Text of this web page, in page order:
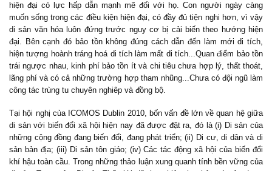
hiện đại có lực hấp dẫn mạnh mẽ đối với họ. Con người ngày càng
muốn sống trong các điều kiện hiện đại, có đầy đủ tiện nghi hơn, vì vậy
di sản văn hóa luôn đứng trước nguy cơ bị cải biến theo hướng hiện
đại. Bên cạnh đó bảo tồn không đúng cách dẫn đến làm mới di tích,
hiện tượng hoành tráng hoá di tích làm mất di tích...Quan điểm bảo tồn
trái ngược nhau, kinh phí bảo tồn ít và chi tiêu chưa hợp lý, thất thoát,
lãng phí và có cả những trường hợp tham nhũng...Chưa có đội ngũ làm
công tác trùng tu chuyên nghiêp và đồng bộ.
Tại hội nghị của ICOMOS Dublin 2010, bốn vấn đề lớn về quan hệ giữa
di sản với biến đổi xã hội hiện nay đã được đặt ra, đó là (i) Di sản của
những cộng đồng đang biến đổi, đang phát triển; (ii) Di cư, di dân và di
sản bản địa; (iii) Di sản tôn giáo; (iv) Các tác động xã hội của biến đổi
khí hậu toàn cầu. Trong những thảo luận xung quanh tính bền vững của